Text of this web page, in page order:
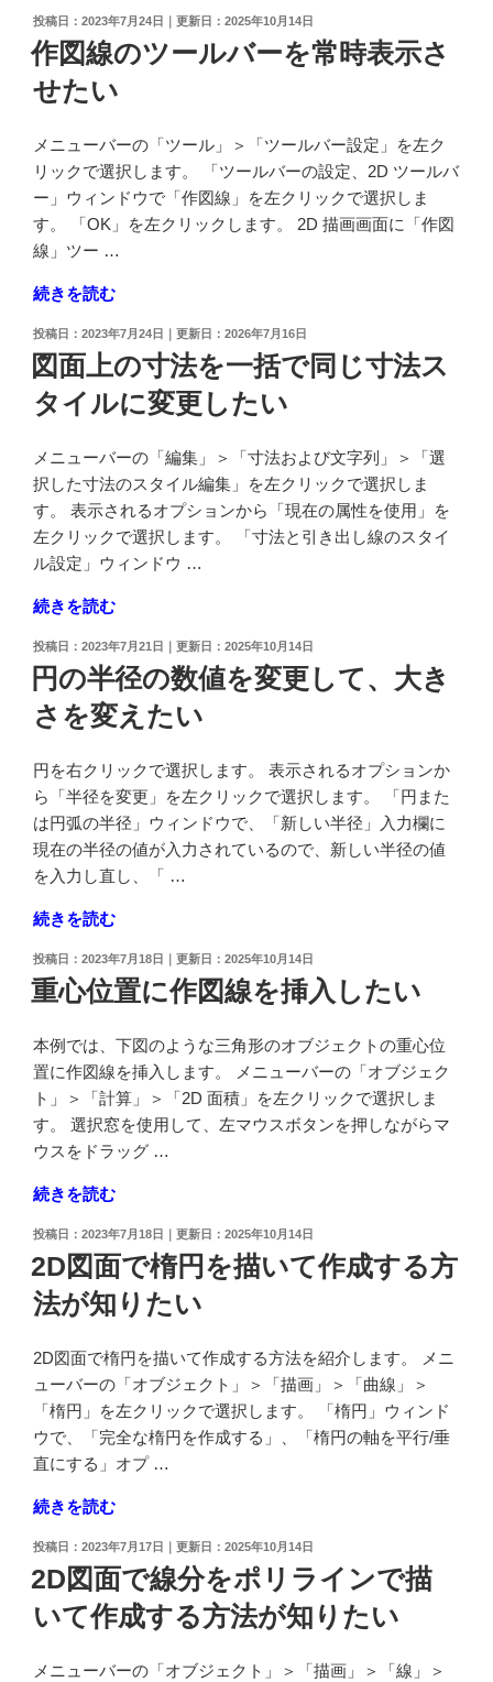
い"
の
ナ
ー
部
の
線
を
ト
ム
せ
ず
に
フ
レ
ッ
ト
を
作
し
た
い"
の
投
稿
2023年7月24日 2025年10月14日
作図線のツールバーを常時表示さ
せたい
メニューバーの「ツール」＞「ツールバー設定」を左ク
リックで選択します。 「ツールバーの設定、2D ツールバ
ー」ウィンドウで「作図線」を左クリックで選択しま
す。 「OK」を左クリックします。 2D 描画画面に「作図
線」ツー …
"作
線
の
ツ
ル
バ
ー
を
常
表
示
さ
せ
た
の
続きを読む
投
稿
日:
2023年7月24日 2026年7月16日
図面上の寸法を一括で同じ寸法ス
タイルに変更したい
メニューバーの「編集」＞「寸法および文字列」＞「選
択した寸法のスタイル編集」を左クリックで選択しま
す。 表示されるオプションから「現在の属性を使用」を
左クリックで選択します。 「寸法と引き出し線のスタイ
ル設定」ウィンドウ …
"図
上
の
寸
を
一
括
で
同
寸
法
ス
タ
ル
に
変
更
し
た
の
続きを読む
投
稿
2023年7月21日 2025年10月14日
円の半径の数値を変更して、大き
さを変えたい
円を右クリックで選択します。 表示されるオプションか
ら「半径を変更」を左クリックで選択します。 「円また
は円弧の半径」ウィンドウで、「新しい半径」入力欄に
現在の半径の値が入力されているので、新しい半径の値
を入力し直し、「 …
"円
半
径
数
値
を
変
更
し
て、
大
き
さ
を
え
た
い"
の
続きを読む
投
稿
日:
2023年7月18日 2025年10月14日
重心位置に作図線を挿入したい
本例では、下図のような三角形のオブジェクトの重心位
置に作図線を挿入します。 メニューバーの「オブジェク
ト」＞「計算」＞「2D 面積」を左クリックで選択しま
す。 選択窓を使用して、左マウスボタンを押しながらマ
ウスをドラッグ …
"重
位
置
に
図
を
挿
入
た
い"
続きを読む
投
日:
2023年7月18日 2025年10月14日
2D図面で楕円を描いて作成する方
法が知りたい
2D図面で楕円を描いて作成する方法を紹介します。 メニ
ューバーの「オブジェクト」＞「描画」＞「曲線」＞
「楕円」を左クリックで選択します。 「楕円」ウィンド
ウで、「完全な楕円を作成する」、「楕円の軸を平行/垂
直にする」オプ …
"2D
面
で
楕
を
続きを読む
投
日:
2023年7月17日 2025年10月14日
2D図面で線分をポリラインで描
いて作成する方法が知りたい
メニューバーの「オブジェクト」＞「描画」＞「線」＞